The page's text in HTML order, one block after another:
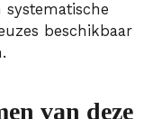
beschikbaar
van deze